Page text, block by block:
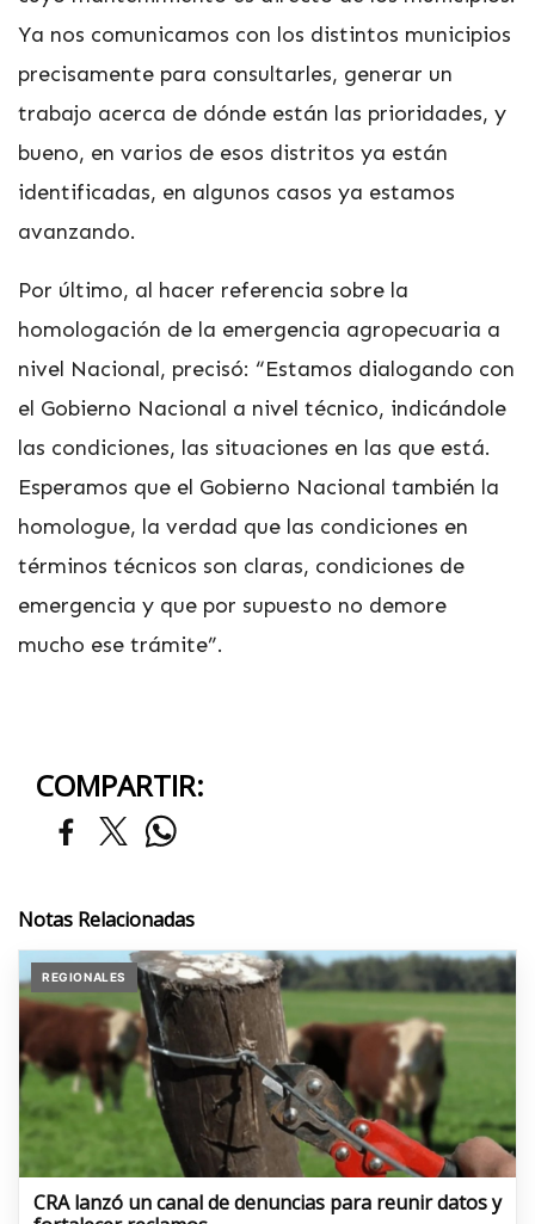
Ya nos comunicamos con los distintos municipios
precisamente para consultarles, generar un
trabajo acerca de dónde están las prioridades, y
bueno, en varios de esos distritos ya están
identificadas, en algunos casos ya estamos
avanzando.
Por último, al hacer referencia sobre la
homologación de la emergencia agropecuaria a
nivel Nacional, precisó: “Estamos dialogando con
el Gobierno Nacional a nivel técnico, indicándole
las condiciones, las situaciones en las que está.
Esperamos que el Gobierno Nacional también la
homologue, la verdad que las condiciones en
términos técnicos son claras, condiciones de
emergencia y que por supuesto no demore
mucho ese trámite”.
COMPARTIR:
Notas Relacionadas
REGIONALES
CRA lanzó un canal de denuncias para reunir datos y